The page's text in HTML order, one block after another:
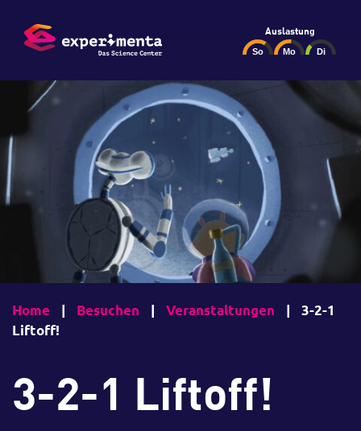
Auslastung
Home | Besuchen | Veranstaltungen |
3-2-1
Liftoff!
3-2-1 Liftoff!